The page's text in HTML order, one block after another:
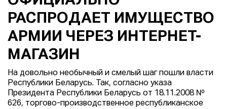
РАСПРОДАЕТ ИМУЩЕСТВО
АРМИИ ЧЕРЕЗ ИНТЕРНЕТ-
МАГАЗИН
На довольно необычный и смелый шаг пошли власти
Республики Беларусь. Так, согласно указа
Президента Республики Беларусь от 18.11.2008 №
626, торгово-производственное республиканское